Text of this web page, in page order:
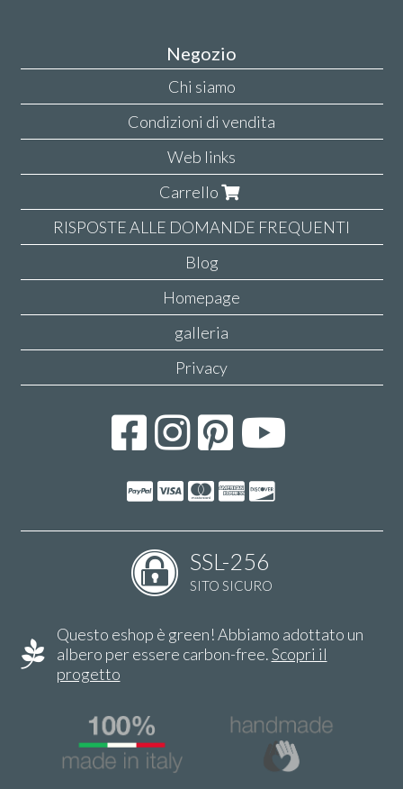
Negozio
Chi siamo
Condizioni di vendita
Web links
Carrello
RISPOSTE ALLE DOMANDE FREQUENTI
Blog
Homepage
galleria
Privacy
SSL-256
SITO SICURO
Questo eshop è green! Abbiamo adottato un
albero per essere carbon-free.Scopri il
progetto